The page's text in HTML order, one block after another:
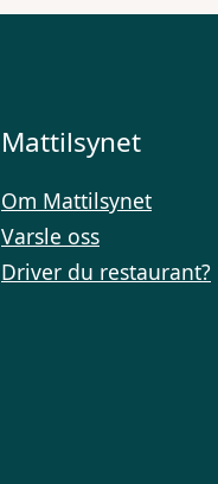
Mattilsynet
Om Mattilsynet
Varsle oss
Driver du restaurant?